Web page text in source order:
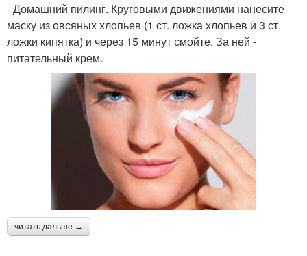
- Домашний пилинг. Круговыми движениями нанесите
маску из овсяных хлопьев (1 ст. ложка хлопьев и 3 ст.
ложки кипятка) и через 15 минут смойте. За ней -
питательный крем.
читать дальше →